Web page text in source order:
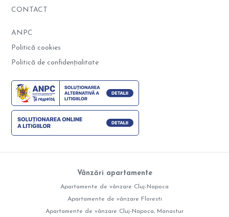
CONTACT
ANPC
Politică cookies
Politică de confidențialitate
Vânzări apartamente
Apartamente de vânzare Cluj-Napoca
Apartamente de vânzare Floresti
Apartamente de vânzare Cluj-Napoca, Manastur